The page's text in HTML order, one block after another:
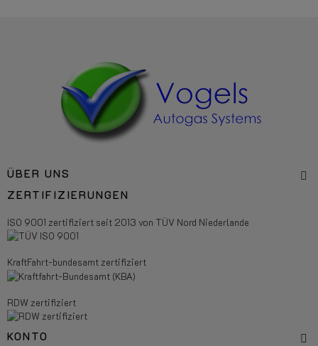
ÜBER UNS
ZERTIFIZIERUNGEN
ISO 9001 zertifiziert seit 2013 von TÜV Nord Niederlande
KraftFahrt-bundesamt zertifiziert
RDW zertifiziert
KONTO